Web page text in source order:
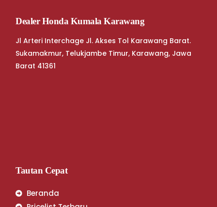
Dealer Honda Kumala Karawang
Jl Arteri Interchage Jl. Akses Tol Karawang Barat.
Sukamakmur, Telukjambe Timur, Karawang, Jawa
Barat 41361
Tautan Cepat
Beranda